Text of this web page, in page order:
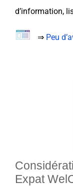
d’information,
⇒ Peu
Expat